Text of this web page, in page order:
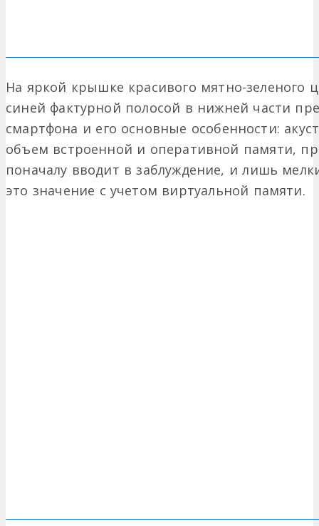
На яркой крышке красивого мятно-зеленого
синей фактурной полосой в нижней части
смартфона и его основные особенности:
объем встроенной и оперативной памяти,
поначалу вводит в заблуждение, и лишь
это значение с учетом виртуальной памяти.